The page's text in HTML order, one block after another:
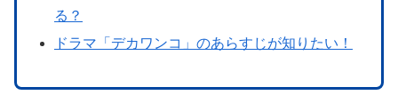
る？
ドラマ「デカワンコ」のあらすじが知りたい！